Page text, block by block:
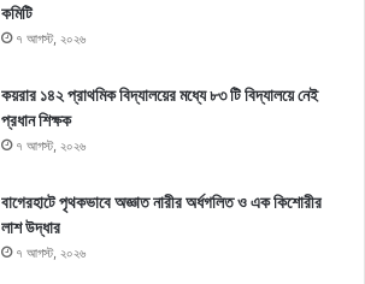
কমিটি
৭ আগস্ট, ২০২৬
কয়রার ১৪২ প্রাথমিক বিদ্যালয়ের মধ্যে ৮৩ টি বিদ্যালয়ে নেই
প্রধান শিক্ষক
৭ আগস্ট, ২০২৬
বাগেরহাটে পৃথকভাবে অজ্ঞাত নারীর অর্ধগলিত ও এক কিশোরীর
লাশ উদ্ধার
৭ আগস্ট, ২০২৬